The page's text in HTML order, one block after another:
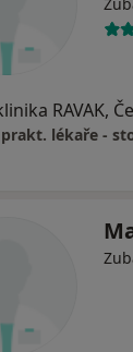
RAVAK,
lékaře -